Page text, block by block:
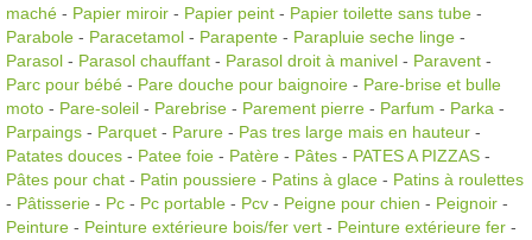
maché - Papier miroir - Papier peint - Papier toilette sans tube -
Parabole - Paracetamol - Parapente - Parapluie seche linge -
Parasol - Parasol chauffant - Parasol droit à manivel - Paravent -
Parc pour bébé - Pare douche pour baignoire - Pare-brise et bulle
moto - Pare-soleil - Parebrise - Parement pierre - Parfum - Parka -
Parpaings - Parquet - Parure - Pas tres large mais en hauteur -
Patates douces - Patee foie - Patère - Pâtes - PATES A PIZZAS -
Pâtes pour chat - Patin poussiere - Patins à glace - Patins à roulettes
- Pâtisserie - Pc - Pc portable - Pcv - Peigne pour chien - Peignoir -
Peinture - Peinture extérieure bois/fer vert - Peinture extérieure fer -